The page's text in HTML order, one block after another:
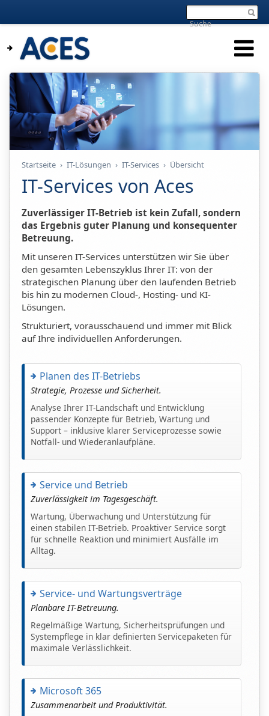
Startseite › IT-Lösungen › IT-Services › Übersicht
IT-Services von Aces
Zuverlässiger IT-Betrieb ist kein Zufall, sondern
das Ergebnis guter Planung und konsequenter
Betreuung.
Mit unseren IT-Services unterstützen wir Sie über
den gesamten Lebenszyklus Ihrer IT: von der
strategischen Planung über den laufenden Betrieb
bis hin zu modernen Cloud-, Hosting- und KI-
Lösungen.
Strukturiert, vorausschauend und immer mit Blick
auf Ihre individuellen Anforderungen.
Planen des IT-Betriebs
Strategie, Prozesse und Sicherheit.
Analyse Ihrer IT-Landschaft und Entwicklung
passender Konzepte für Betrieb, Wartung und
Support – inklusive klarer Serviceprozesse sowie
Notfall- und Wiederanlaufpläne.
Service und Betrieb
Zuverlässigkeit im Tagesgeschäft.
Wartung, Überwachung und Unterstützung für
einen stabilen IT-Betrieb. Proaktiver Service sorgt
für schnelle Reaktion und minimiert Ausfälle im
Alltag.
Service- und Wartungsverträge
Planbare IT-Betreuung.
Regelmäßige Wartung, Sicherheitsprüfungen und
Systempflege in klar definierten Servicepaketen für
maximale Verlässlichkeit.
Microsoft 365
Zusammenarbeit und Produktivität.